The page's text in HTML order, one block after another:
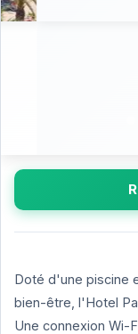
Doté d'une piscine
bien-être, l'Hotel
Une connexion Wi-